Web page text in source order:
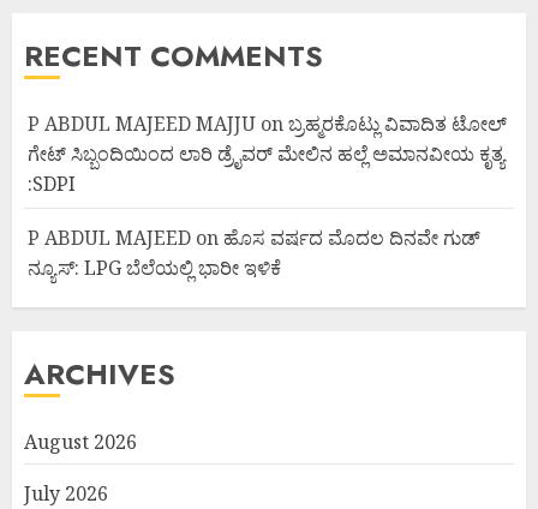
RECENT COMMENTS
P ABDUL MAJEED MAJJU onಬ್ರಹ್ಮರಕೊಟ್ಲು ವಿವಾದಿತ ಟೋಲ್
ಗೇಟ್ ಸಿಬ್ಬಂದಿಯಿಂದ ಲಾರಿ ಡ್ರೈವರ್ ಮೇಲಿನ ಹಲ್ಲೆ ಅಮಾನವೀಯ ಕೃತ್ಯ
:SDPI
P ABDUL MAJEED on ಹೊಸ ವರ್ಷದ ಮೊದಲ ದಿನವೇ ಗುಡ್
ನ್ಯೂಸ್: LPG ಬೆಲೆಯಲ್ಲಿ ಭಾರೀ ಇಳಿಕೆ
ARCHIVES
August 2026
July 2026